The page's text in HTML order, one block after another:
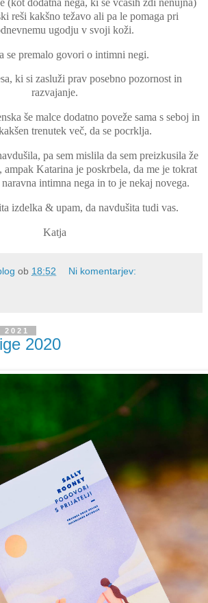
reši kakšno težavo ali pa le pomaga pri
ugodju v svoji koži.
se premalo govori o intimni negi.
ki si zasluži prav posebno pozornost in
razvajanje.
še malce dodatno poveže sama s seboj in
trenutek več, da se pocrklja.
pa sem mislila da sem preizkusila že
ampak Katarina je poskrbela, da me je tokrat
intimna nega in to je nekaj novega.
izdelka & upam, da navdušita tudi vas.
Katja
ob 18:52 Ni komentarjev:
2020